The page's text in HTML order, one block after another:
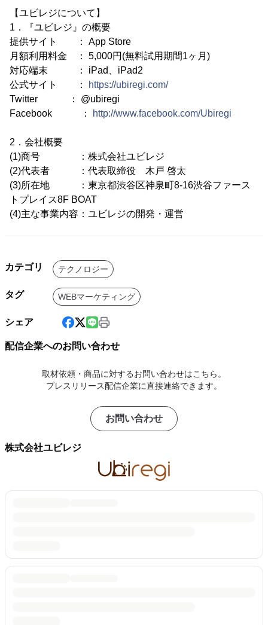
【ユビレジについて】
1．『ユビレジ』の概要
提供サイト ： App Store
月額利用料金 ： 5,000円(無料試用期間1ヶ月)
対応端末 ： iPad、iPad2
公式サイト ：
https://ubiregi.com/
Twitter ： @ubiregi
Facebook ：
http://www.facebook.com/Ubiregi
2．会社概要
(1)商号 ：株式会社ユビレジ
(2)代表者 ：代表取締役 木戸 啓太
(3)所在地 ：東京都渋谷区神泉町8-16渋谷ファース
トプレイス8F BOAT
(4)主な事業内容：ユビレジの開発・運営
カテゴリ テクノロジー
タグ WEBマーケティング
シェア
配信企業へのお問い合わせ
取材依頼・商品に対するお問い合わせはこちら。
プレスリリース配信企業に直接連絡できます。
お問い合わせ
株式会社ユビレジ